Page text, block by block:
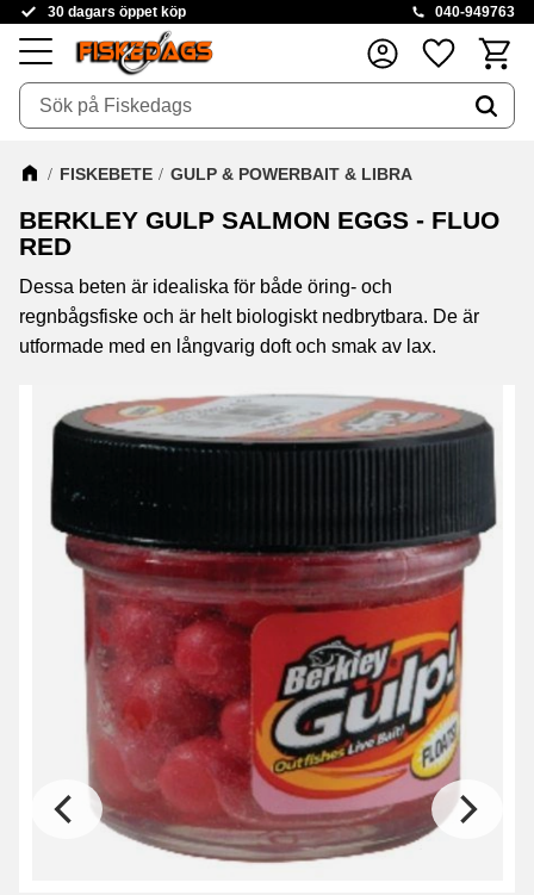
Meny
30 dagars öppet köp 040-949763
Favoriter
FISKEBETE GULP & POWERBAIT & LIBRA
BERKLEY GULP SALMON EGGS - FLUO
RED
Dessa beten är idealiska för både öring- och
regnbågsfiske och är helt biologiskt nedbrytbara. De är
utformade med en långvarig doft och smak av lax.